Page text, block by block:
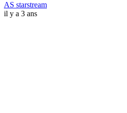
AS starstream
il y a 3 ans